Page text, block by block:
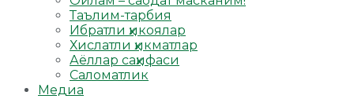
Таълим-тарбия
Ибратли ҳикоялар
Хислатли ҳикматлар
Аёллар саҳифаси
Саломатлик
Медиа